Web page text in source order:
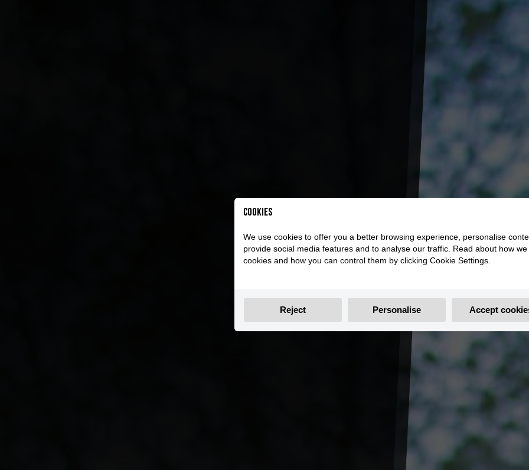
Cookies
We use cookies to offer you a better browsing experience, personalise
provide social media features and to analyse our traffic. Read about how we
cookies and how you can control them by clicking Cookie Settings.
Reject Personalise Accept